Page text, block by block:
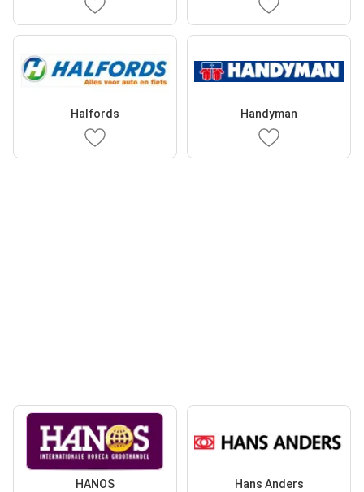
Halfords Handyman
HANOS Hans Anders